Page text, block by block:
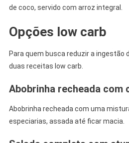
de coco, servido com arroz integral.
Opções low carb
Para quem busca reduzir a ingestão
duas receitas low carb.
Abobrinha recheada com
Abobrinha recheada com uma
especiarias, assada até ficar macia.